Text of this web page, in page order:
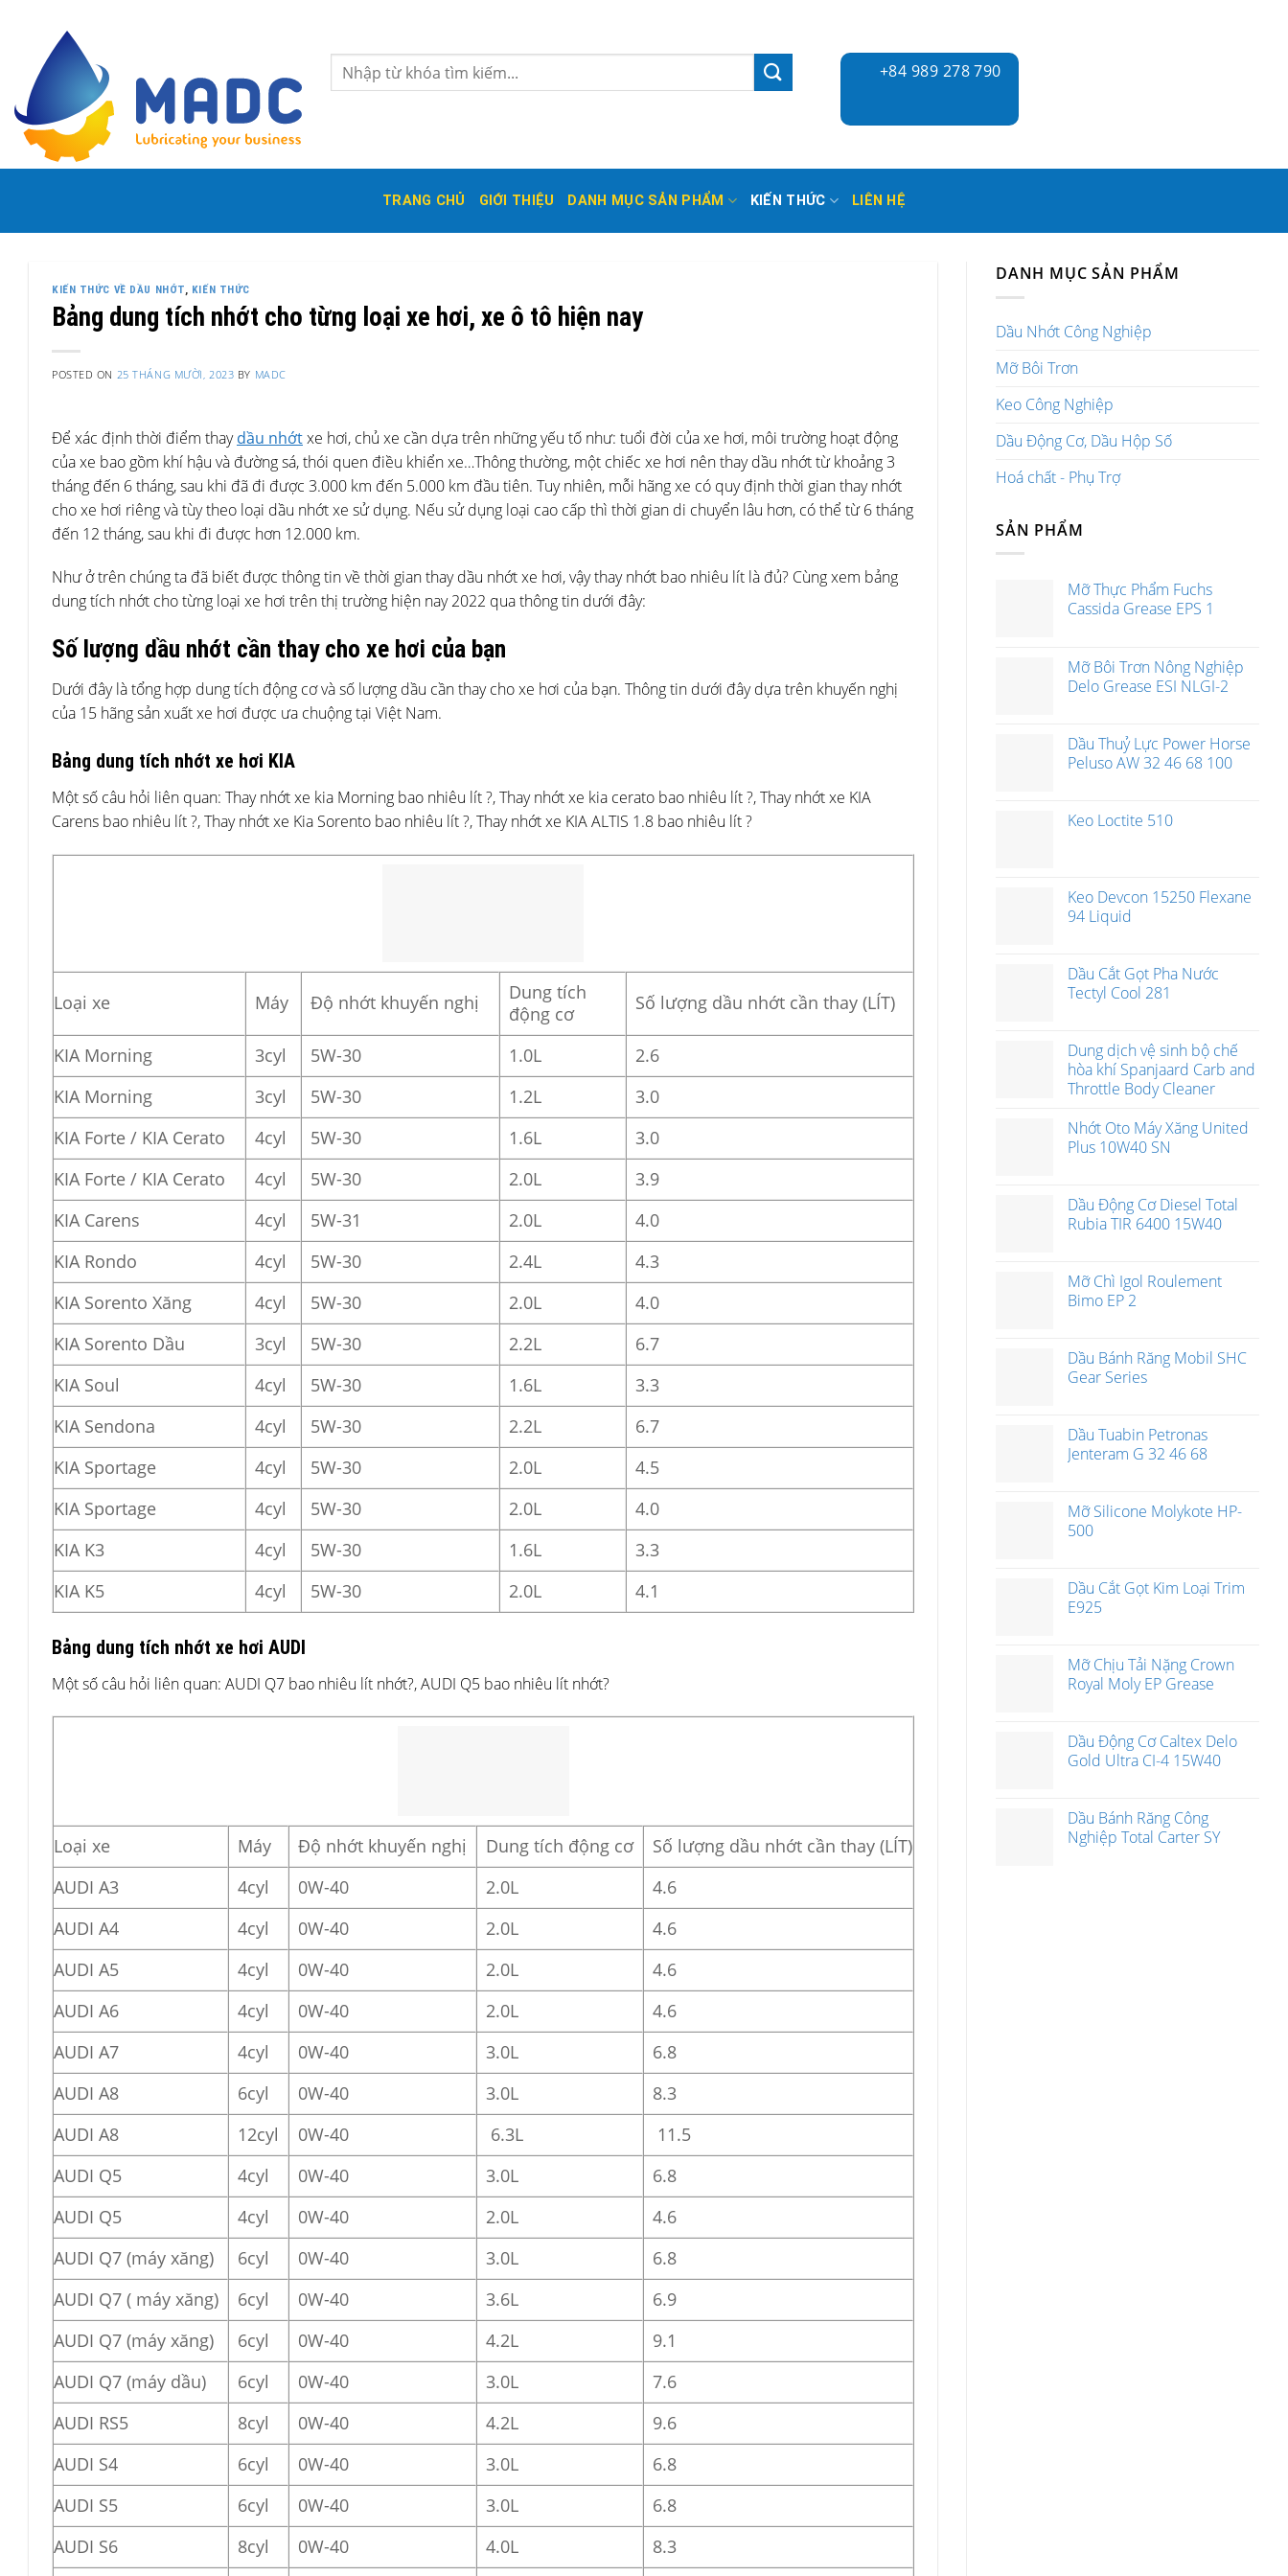
to
content
Tìm
kiếm:
+84 989 278 790
TRANG CHỦ GIỚI THIỆU DANH MỤC SẢN PHẨM KIẾN THỨC LIÊN HỆ
KIẾN THỨC VỀ DẦU NHỚT, KIẾN THỨC
Bảng dung tích nhớt cho từng loại xe hơi, xe ô tô hiện nay
POSTED ON 25 THÁNG MƯỜI, 2023 BY MADC
Để xác định thời điểm thaydầu nhớtxe hơi, chủ xe cần dựa trên những yếu tố như: tuổi đời của xe hơi, môi trường hoạt động
của xe bao gồm khí hậu và đường sá, thói quen điều khiển xe…Thông thường, một chiếc xe hơi nên thay dầu nhớt từ khoảng 3
tháng đến 6 tháng, sau khi đã đi được 3.000 km đến 5.000 km đầu tiên. Tuy nhiên, mỗi hãng xe có quy định thời gian thay nhớt
cho xe hơi riêng và tùy theo loại dầu nhớt xe sử dụng. Nếu sử dụng loại cao cấp thì thời gian di chuyển lâu hơn, có thể từ 6 tháng
đến 12 tháng, sau khi đi được hơn 12.000 km.
Như ở trên chúng ta đã biết được thông tin về thời gian thay dầu nhớt xe hơi, vậy thay nhớt bao nhiêu lít là đủ? Cùng xem bảng
dung tích nhớt cho từng loại xe hơi trên thị trường hiện nay 2022 qua thông tin dưới đây:
Số lượng dầu nhớt cần thay cho xe hơi của bạn
Dưới đây là tổng hợp dung tích động cơ và số lượng dầu cần thay cho xe hơi của bạn. Thông tin dưới đây dựa trên khuyến nghị
của 15 hãng sản xuất xe hơi được ưa chuộng tại Việt Nam.
Bảng dung tích nhớt xe hơi KIA
Một số câu hỏi liên quan: Thay nhớt xe kia Morning bao nhiêu lít ?,Thay nhớt xe kia cerato bao nhiêu lít ?,Thay nhớt xe KIA
Carens bao nhiêu lít ?,Thay nhớt xe Kia Sorento bao nhiêu lít ?,Thay nhớt xe KIAALTIS 1.8 bao nhiêu lít ?
Loại xe Máy Độ nhớt khuyến nghị
Dung tích
động cơ
Số lượng dầu nhớt cần thay (LÍT)
KIA Morning 3cyl 5W-30 1.0L
2.6
KIA Morning
3cyl 5W-30 1.2L
3.0
KIA Forte / KIA Cerato
4cyl 5W-30 1.6L
3.0
KIA Forte / KIA Cerato
4cyl 5W-30 2.0L
3.9
KIA Carens
4cyl 5W-31 2.0L
4.0
KIA Rondo
4cyl 5W-30 2.4L
4.3
KIA Sorento Xăng
4cyl 5W-30 2.0L
4.0
KIA Sorento Dầu
3cyl 5W-30 2.2L
6.7
KIA Soul
4cyl 5W-30 1.6L
3.3
KIA Sendona
4cyl 5W-30 2.2L
6.7
KIA Sportage
4cyl 5W-30 2.0L
4.5
KIA Sportage
4cyl 5W-30 2.0L
4.0
KIA K3
4cyl 5W-30 1.6L
3.3
KIA K5
4cyl 5W-30 2.0L 4.1
Bảng dung tích nhớt xe hơi AUDI
Một số câu hỏi liên quan: AUDI Q7 bao nhiêu lít nhớt?, AUDI Q5 bao nhiêu lít nhớt?
Loại xe Máy Độ nhớt khuyến nghị Dung tích động cơ
Số lượng dầu nhớt cần thay (LÍT)
AUDI A3
4cyl 0W-40 2.0L
4.6
AUDI A4
4cyl 0W-40 2.0L
4.6
AUDI A5
4cyl 0W-40 2.0L
4.6
AUDI A6
4cyl 0W-40 2.0L
4.6
AUDI A7
4cyl 0W-40 3.0L
6.8
AUDI A8
6cyl 0W-40 3.0L
8.3
AUDI A8
12cyl 0W-40 6.3L
11.5
AUDI Q5
4cyl 0W-40 3.0L
6.8
AUDI Q5
4cyl 0W-40 2.0L
4.6
AUDI Q7 (máy xăng)
6cyl 0W-40 3.0L
6.8
AUDI Q7 ( máy xăng)
6cyl 0W-40 3.6L
6.9
AUDI Q7 (máy xăng)
6cyl 0W-40 4.2L
9.1
AUDI Q7 (máy dầu)
6cyl 0W-40 3.0L
7.6
AUDI RS5
8cyl 0W-40 4.2L
9.6
AUDI S4
6cyl 0W-40 3.0L
6.8
AUDI S5
6cyl 0W-40 3.0L
6.8
AUDI S6
8cyl 0W-40 4.0L
8.3
DANH MỤC SẢN PHẨM
Dầu Nhớt Công Nghiệp
Mỡ Bôi Trơn
Keo Công Nghiệp
Dầu Động Cơ, Dầu Hộp Số
Hoá chất - Phụ Trợ
SẢN PHẨM
Mỡ Thực Phẩm Fuchs
Cassida Grease EPS 1
Mỡ Bôi Trơn Nông Nghiệp
Delo Grease ESI NLGI-2
Dầu Thuỷ Lực Power Horse
Peluso AW 32 46 68 100
Keo Loctite 510
Keo Devcon 15250 Flexane
94 Liquid
Dầu Cắt Gọt Pha Nước
Tectyl Cool 281
Dung dịch vệ sinh bộ chế
hòa khí Spanjaard Carb and
Throttle Body Cleaner
Nhớt Oto Máy Xăng United
Plus 10W40 SN
Dầu Động Cơ Diesel Total
Rubia TIR 6400 15W40
Mỡ Chì Igol Roulement
Bimo EP 2
Dầu Bánh Răng Mobil SHC
Gear Series
Dầu Tuabin Petronas
Jenteram G 32 46 68
Mỡ Silicone Molykote HP-
500
Dầu Cắt Gọt Kim Loại Trim
E925
Mỡ Chịu Tải Nặng Crown
Royal Moly EP Grease
Dầu Động Cơ Caltex Delo
Gold Ultra CI-4 15W40
Dầu Bánh Răng Công
Nghiệp Total Carter SY